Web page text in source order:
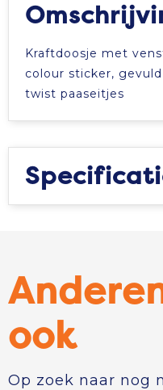
Schoudertassen
Sporttassen
Strandtassen
Tablettassen
Toilettassen
Aktetassen
Trolleys
Kraftdoosje met
colour sticker,
twist paaseitjes
ook
Op zoek naar nog